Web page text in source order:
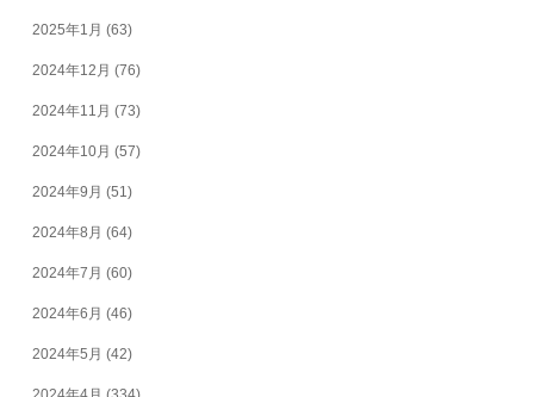
2025年1月 (63)
2024年12月 (76)
2024年11月 (73)
2024年10月 (57)
2024年9月 (51)
2024年8月 (64)
2024年7月 (60)
2024年6月 (46)
2024年5月 (42)